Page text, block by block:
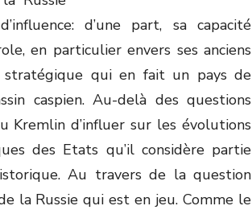
d’une part, sa capacité
en particulier envers ses anciens
qui en fait un pays de
caspien. Au-delà des questions
Kremlin d’influer sur les évolutions
des Etats qu’il considère partie
Au travers de la question
la Russie qui est en jeu. Comme le